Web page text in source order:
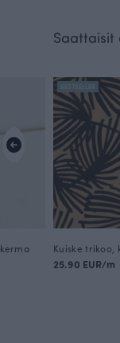
Saattaisit
BESTSELLER
Kuiske trikoo,
25.90 EUR/m